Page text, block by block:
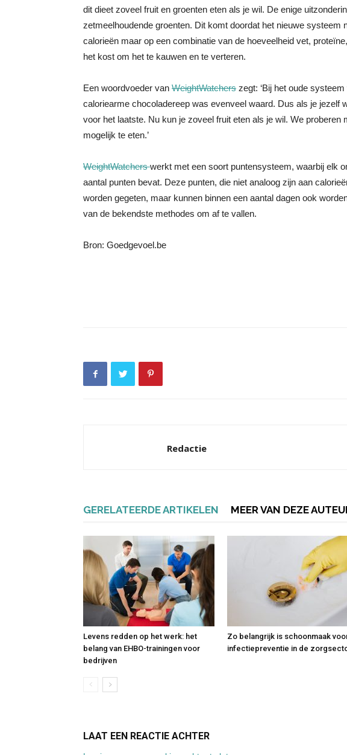
dit dieet zoveel fruit en groenten eten als je wil. De enige
zetmeelhoudende groenten. Dit komt doordat het nieuwe systeem
calorieën maar op een combinatie van de hoeveelheid vet,
het kost om het te kauwen en te verteren.
Een woordvoeder van WeightWatchers zegt: ‘Bij het oude
caloriearme chocoladereep was evenveel waard. Dus als je jezelf
voor het laatste. Nu kun je zoveel fruit eten als je wil. We proberen
mogelijk te eten.’
WeightWatcherswerkt met een soort puntensysteem, waarbij elk
aantal punten bevat. Deze punten, die niet analoog zijn aan
worden gegeten, maar kunnen binnen een aantal dagen ook
van de bekendste methodes om af te vallen.
Bron: Goedgevoel.be
Redactie
GERELATEERDE ARTIKELEN MEER VAN DEZE
Levens redden op het werk: het
belang van EHBO-trainingen voor
bedrijven
Zo belangrijk is schoonmaak
infectiepreventie in de
LAAT EEN REACTIE ACHTER